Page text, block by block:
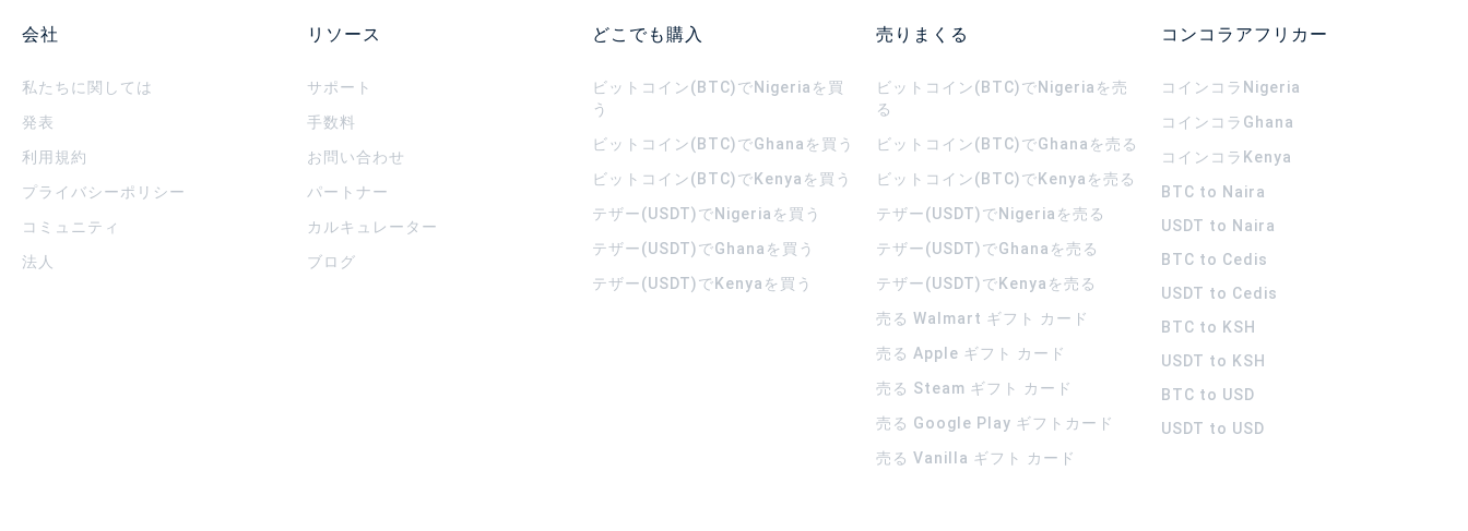
会社
私たちに関しては
発表
利用規約
プライバシーポリシー
コミュニティ
法人
リソース
サポート
手数料
お問い合わせ
パートナー
カルキュレーター
ブログ
どこでも購入
ビットコイン(BTC)でNigeriaを買
う
ビットコイン(BTC)でGhanaを買う
ビットコイン(BTC)でKenyaを買う
テザー(USDT)でNigeriaを買う
テザー(USDT)でGhanaを買う
テザー(USDT)でKenyaを買う
売りまくる
ビットコイン(BTC)でNigeriaを売
る
ビットコイン(BTC)でGhanaを売る
ビットコイン(BTC)でKenyaを売る
テザー(USDT)でNigeriaを売る
テザー(USDT)でGhanaを売る
テザー(USDT)でKenyaを売る
売る Walmart ギフト カード
売る Apple ギフト カード
売る Steam ギフト カード
売る Google Play ギフトカード
売る Vanilla ギフト カード
コンコラアフリカー
コインコラ Nigeria
コインコラ Ghana
コインコラ Kenya
BTC to Naira
USDT to Naira
BTC to Cedis
USDT to Cedis
BTC to KSH
USDT to KSH
BTC to USD
USDT to USD